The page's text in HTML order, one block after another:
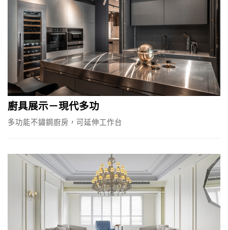
廚具展示－現代多功
多功能不鏽鋼廚房，可延伸工作台